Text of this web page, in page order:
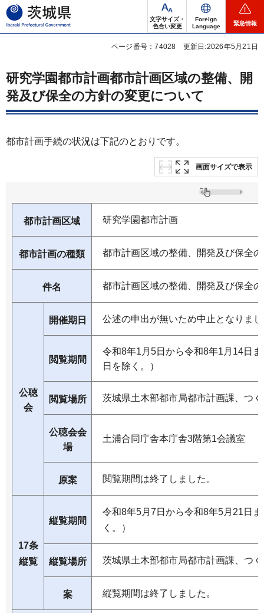
茨城県
文字サイズ・
色合い変更
Foreign
Language
緊急情報
ページ番号：74028 更新日:2026年5月21日
研究学園都市計画都市計画区域の整備、開
発及び保全の方針の変更について
都市計画手続の状況は下記のとおりです。
画面サイズで表示
都市計画区域 研究学園都市計画
都市計画の種類 都市計画区域の整備、開発及び保全
件名 都市計画区域の整備、開発及び保全
公聴
会
開催期日 公述の申出が無いため中止となりま
閲覧期間
令和8年1月5日から令和8年1月14日
日を除く。）
閲覧場所 茨城県土木部都市局都市計画課、つ
公聴会会
場
土浦合同庁舎本庁舎3階第1会議室
原案 閲覧期間は終了しました。
17条
縦覧
縦覧期間
令和8年5月7日から令和8年5月21日
く。）
縦覧場所 茨城県土木部都市局都市計画課、つ
案 縦覧期間は終了しました。